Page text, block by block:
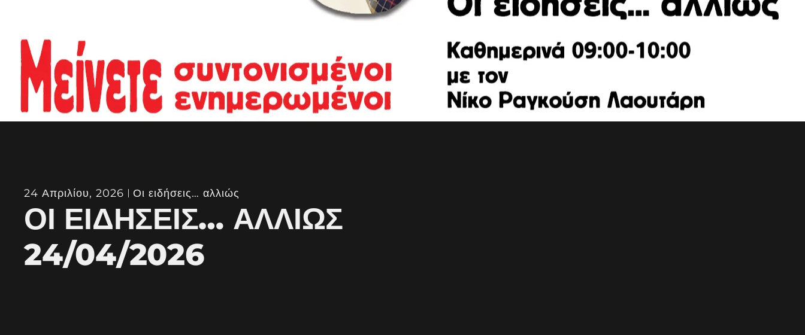
24 Απριλίου, 2026 Οι ειδήσεις… αλλιώς
ΟΙ ΕΙΔΉΣΕΙΣ… ΑΛΛΙΏΣ
24/04/2026